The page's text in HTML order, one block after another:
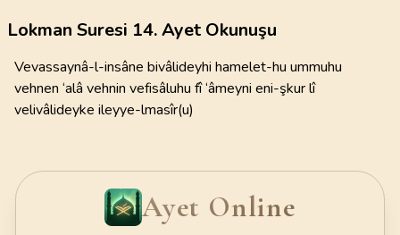
Lokman Suresi 14. Ayet Okunuşu
Vevassaynâ-l-insâne bivâlideyhi hamelet-hu ummuhu
vehnen ‘alâ vehnin vefisâluhu fî ‘âmeyni eni-şkur lî
velivâlideyke ileyye-lmasîr(u)
Ayet Online